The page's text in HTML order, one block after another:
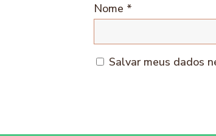
Nome *
Salvar meus dados